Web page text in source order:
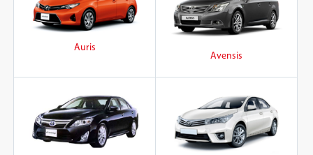
Auris
Avensis